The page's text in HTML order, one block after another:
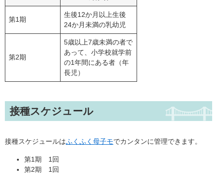
第1期
生後12か月以上生後
24か月未満の乳幼児
第2期
5歳以上7歳未満の者で
あって、小学校就学前
の1年間にある者（年
長児）
接種スケジュール
接種スケジュールはふくふく母子モでカンタンに管理できます。
第1期 1回
第2期 1回